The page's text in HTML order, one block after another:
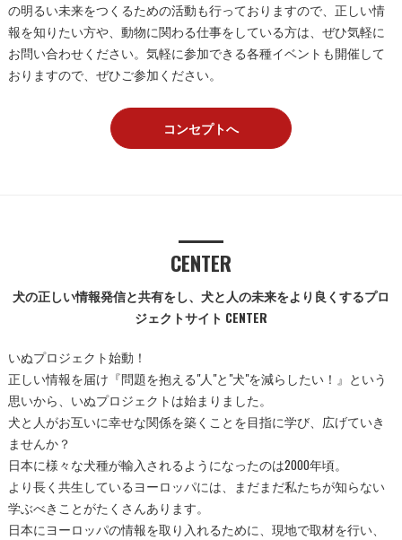
の明るい未来をつくるための活動も行っておりますので、正しい情
報を知りたい方や、動物に関わる仕事をしている方は、ぜひ気軽に
お問い合わせください。気軽に参加できる各種イベントも開催して
おりますので、ぜひご参加ください。
コンセプトへ
犬の正しい情報発信と共有をし、犬と人の未来をより良くするプロ
ジェクトサイト CENTER
CENTER
いぬプロジェクト始動！
正しい情報を届け『問題を抱える"人"と"犬"を減らしたい！』という
思いから、いぬプロジェクトは始まりました。
犬と人がお互いに幸せな関係を築くことを目指に学び、広げていき
ませんか？
日本に様々な犬種が輸入されるようになったのは2000年頃。
より長く共生しているヨーロッパには、まだまだ私たちが知らない
学ぶべきことがたくさんあります。
日本にヨーロッパの情報を取り入れるために、現地で取材を行い、